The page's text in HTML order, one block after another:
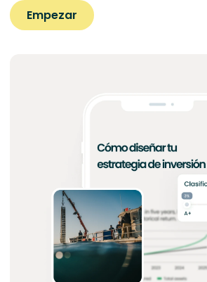
Empezar